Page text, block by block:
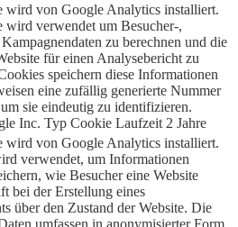
wird von Google Analytics installiert.
wird verwendet um Besucher-,
zu berechnen und die
für einen Analysebericht zu
speichern diese Informationen
eine zufällig generierte Nummer
sie eindeutig zu identifizieren.
Inc. Typ Cookie Laufzeit 2 Jahre
wird von Google Analytics installiert.
verwendet, um Informationen
wie Besucher eine Website
bei der Erstellung eines
über den Zustand der Website. Die
umfassen in anonymisierter Form